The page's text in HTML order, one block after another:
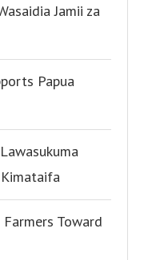
Jamii za
Papua
Toward